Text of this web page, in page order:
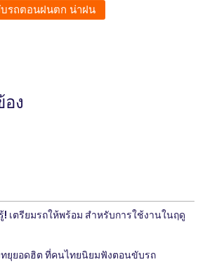
รถตอนฝนตก น่าฝน
อง
! เตรียมรถให้พร้อม สำหรับการใช้งานในฤดู
ยุยอดฮิต ที่คนไทยนิยมฟังตอนขับรถ